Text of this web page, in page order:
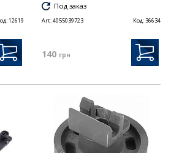
12619
Под заказ
Art:4055039723 Код: 36634
140 грн